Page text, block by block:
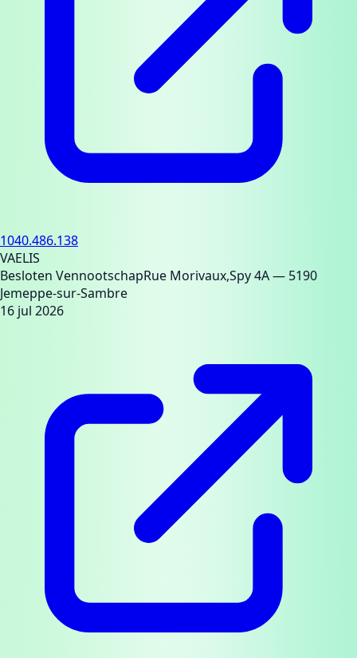
1040.486.138
VAELIS
Besloten VennootschapRue Morivaux,Spy 4A— 5190
Jemeppe-sur-Sambre
16 jul 2026